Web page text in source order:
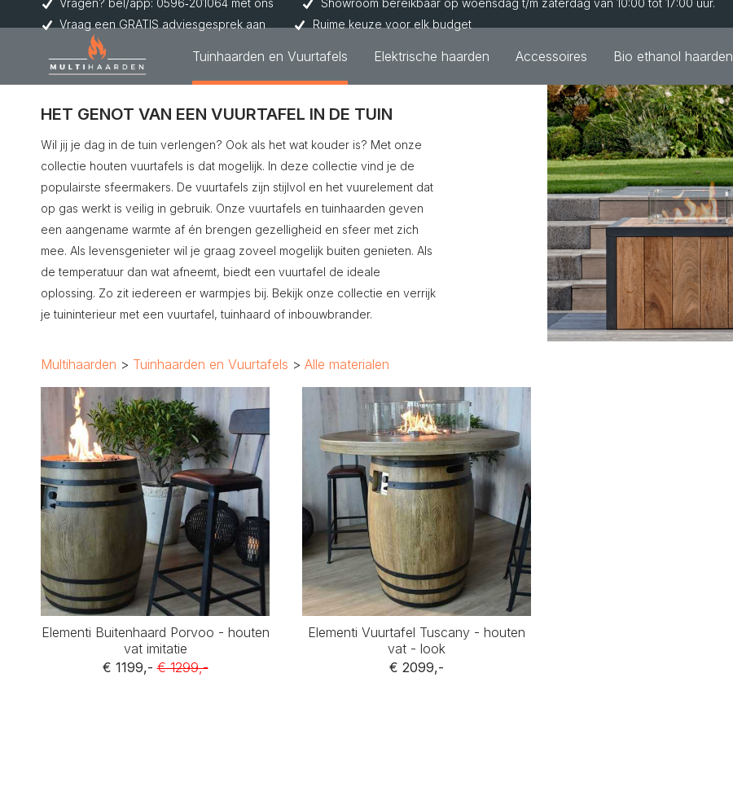
Vragen? bel/app: 0596‑201064 met ons
Showroom bereikbaar op woensdag t/m zaterdag van 10:00 tot 17:00 uur.
Vraag een GRATIS adviesgesprek aan
Ruime keuze voor elk budget
Tuinhaarden en Vuurtafels Elektrische haarden Accessoires Bio ethanol haarden
HET GENOT VAN EEN VUURTAFEL IN DE TUIN
Wil jij je dag in de tuin verlengen? Ook als het wat kouder is? Met onze
collectie houten vuurtafels is dat mogelijk. In deze collectie vind je de
populairste sfeermakers. De vuurtafels zijn stijlvol en het vuurelement dat
op gas werkt is veilig in gebruik. Onze vuurtafels en tuinhaarden geven
een aangename warmte af én brengen gezelligheid en sfeer met zich
mee. Als levensgenieter wil je graag zoveel mogelijk buiten genieten. Als
de temperatuur dan wat afneemt, biedt een vuurtafel de ideale
oplossing. Zo zit iedereen er warmpjes bij. Bekijk onze collectie en verrijk
je tuininterieur met een vuurtafel, tuinhaard of inbouwbrander.
Multihaarden Tuinhaarden en Vuurtafels Alle materialen
Elementi Buitenhaard Porvoo - houten
vat imitatie
€ 1199,- € 1299,-
Elementi Vuurtafel Tuscany - houten
vat - look
€ 2099,-